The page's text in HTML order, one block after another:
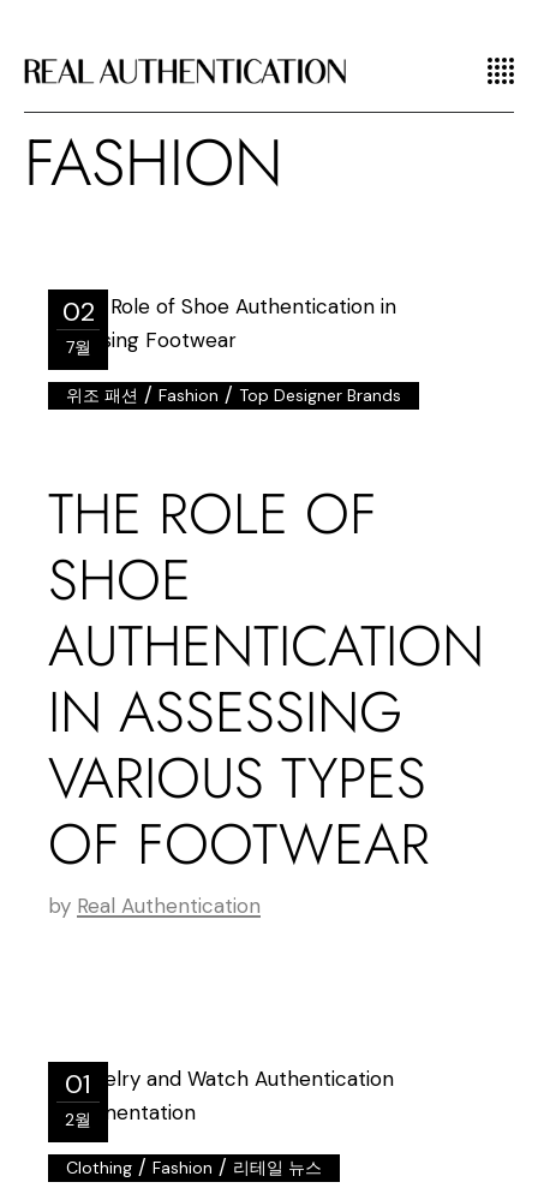
FASHION
02
7월
위조 패션 /Fashion /Top Designer Brands
THE ROLE OF
SHOE
AUTHENTICATION
IN ASSESSING
VARIOUS TYPES
OF FOOTWEAR
by Real Authentication
01
2월
Clothing /Fashion / 리테일 뉴스